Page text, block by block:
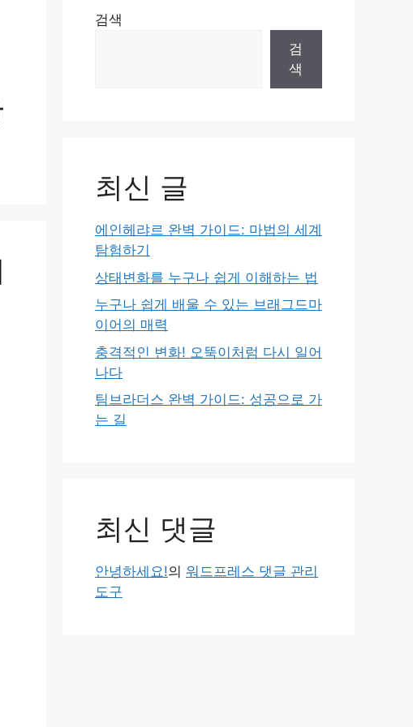
검색
검
색
최신 글
에인헤랴르 완벽 가이드: 마법의 세계
탐험하기
상태변화를 누구나 쉽게 이해하는 법
누구나 쉽게 배울 수 있는 브래그드마
이어의 매력
충격적인 변화! 오뚝이처럼 다시 일어
나다
팀브라더스 완벽 가이드: 성공으로 가
는 길
최신 댓글
안녕하세요!의 워드프레스 댓글 관리
도구